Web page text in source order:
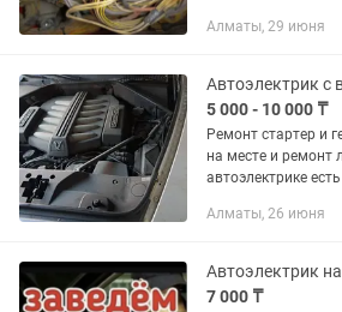
ремонт генератора,
Алматы, 29 июня
Автоэлектрик с
5 000 - 10 000 ₸
Ремонт стартер и
на месте и ремонт
автоэлектрике
заказать любой
Алматы, 26 июня
Автоэлектрик
7 000 ₸